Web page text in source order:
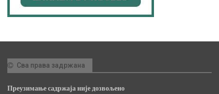
Сва права задржана
Преузимање садржаја није дозвољено